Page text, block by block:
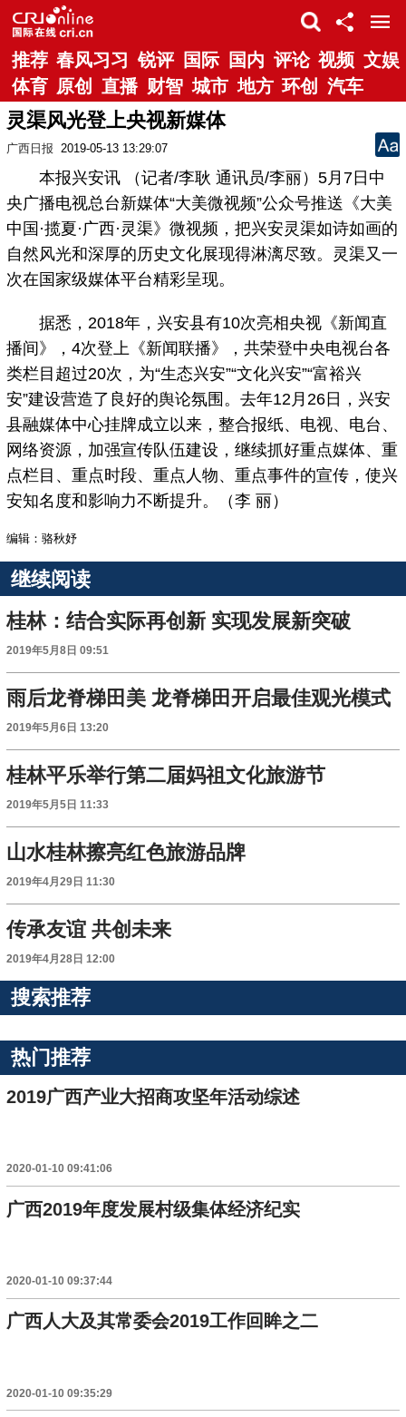
推荐 春风习习 锐评 国际 国内 评论 视频 文娱
体育 原创 直播 财智 城市 地方 环创 汽车
灵渠风光登上央视新媒体
广西日报 2019-05-13 13:29:07
本报兴安讯 （记者/李耿 通讯员/李丽）5月7日中
央广播电视总台新媒体“大美微视频”公众号推送《大美
中国·揽夏·广西·灵渠》微视频，把兴安灵渠如诗如画的
自然风光和深厚的历史文化展现得淋漓尽致。灵渠又一
次在国家级媒体平台精彩呈现。
据悉，2018年，兴安县有10次亮相央视《新闻直
播间》，4次登上《新闻联播》，共荣登中央电视台各
类栏目超过20次，为“生态兴安”“文化兴安”“富裕兴
安”建设营造了良好的舆论氛围。去年12月26日，兴安
县融媒体中心挂牌成立以来，整合报纸、电视、电台、
网络资源，加强宣传队伍建设，继续抓好重点媒体、重
点栏目、重点时段、重点人物、重点事件的宣传，使兴
安知名度和影响力不断提升。（李 丽）
编辑：骆秋妤
继续阅读
桂林：结合实际再创新 实现发展新突破
2019年5月8日 09:51
雨后龙脊梯田美 龙脊梯田开启最佳观光模式
2019年5月6日 13:20
桂林平乐举行第二届妈祖文化旅游节
2019年5月5日 11:33
山水桂林擦亮红色旅游品牌
2019年4月29日 11:30
传承友谊 共创未来
2019年4月28日 12:00
搜索推荐
热门推荐
2019广西产业大招商攻坚年活动综述
2020-01-10 09:41:06
广西2019年度发展村级集体经济纪实
2020-01-10 09:37:44
广西人大及其常委会2019工作回眸之二
2020-01-10 09:35:29